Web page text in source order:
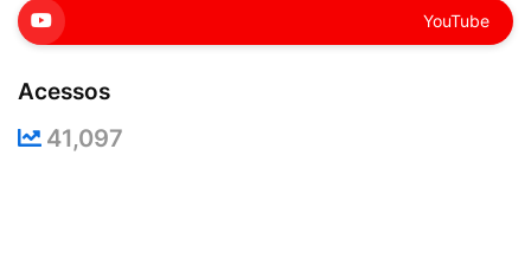
YouTube
Acessos
41,097